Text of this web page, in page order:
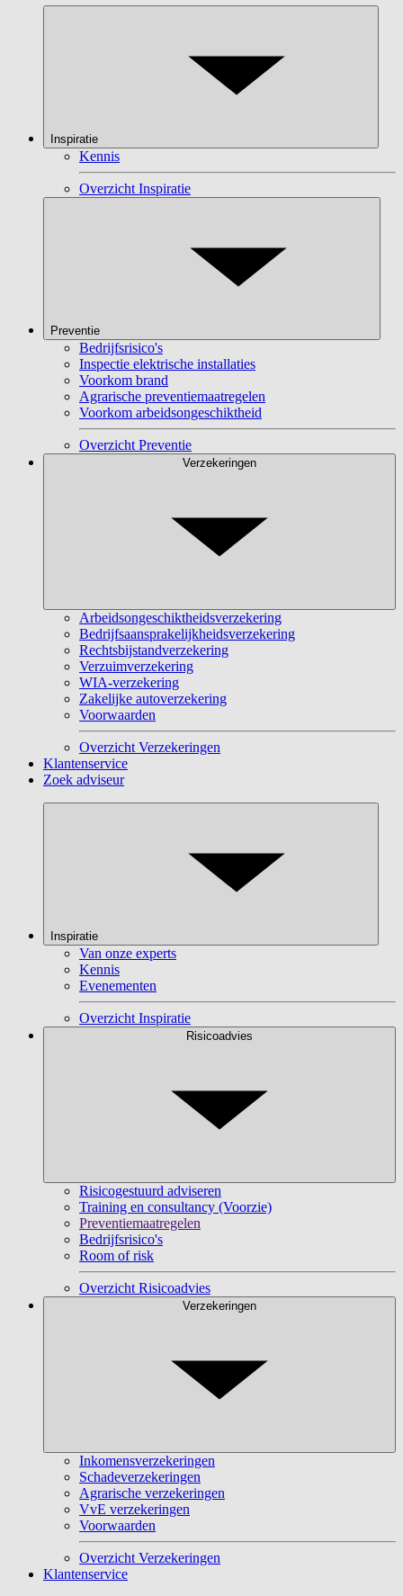
Inspiratie
Kennis
Overzicht Inspiratie
Preventie
Bedrijfsrisico's
Inspectie elektrische installaties
Voorkom brand
Agrarische preventiemaatregelen
Voorkom arbeidsongeschiktheid
Overzicht Preventie
Verzekeringen
Arbeidsongeschiktheidsverzekering
Bedrijfsaansprakelijkheidsverzekering
Rechtsbijstandverzekering
Verzuimverzekering
WIA-verzekering
Zakelijke autoverzekering
Voorwaarden
Overzicht Verzekeringen
Klantenservice
Zoek adviseur
Inspiratie
Van onze experts
Kennis
Evenementen
Overzicht Inspiratie
Risicoadvies
Risicogestuurd adviseren
Training en consultancy (Voorzie)
Preventiemaatregelen
Bedrijfsrisico's
Room of risk
Overzicht Risicoadvies
Verzekeringen
Inkomensverzekeringen
Schadeverzekeringen
Agrarische verzekeringen
VvE verzekeringen
Voorwaarden
Overzicht Verzekeringen
Klantenservice